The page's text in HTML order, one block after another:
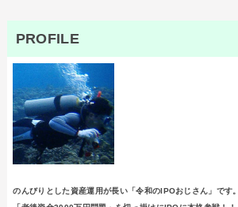
PROFILE
のんびりとした資産運用が長い「令和のIPOおじさん」です。